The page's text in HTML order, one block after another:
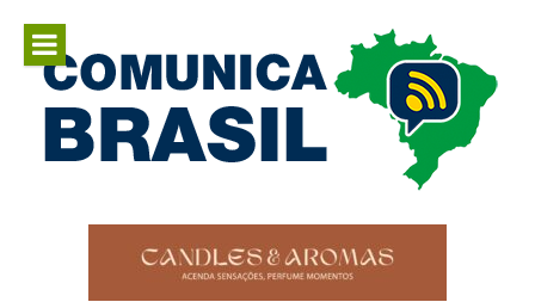
para
conteúdo
Comunica
Brasil
Comunicar é fortalecer o Brasil